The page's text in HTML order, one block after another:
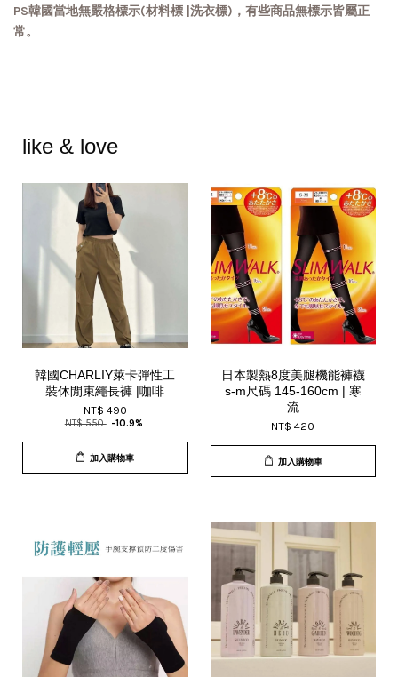
PS韓國當地無嚴格標示(材料標 |洗衣標)，有些商品無標示皆屬正
常。
like & love
韓國CHARLIY萊卡彈性工
裝休閒束繩長褲 |咖啡
NT$ 490
NT$ 550 -10.9%
加入購物車
日本製熱8度美腿機能褲襪
s-m尺碼 145-160cm | 寒
流
NT$ 420
加入購物車